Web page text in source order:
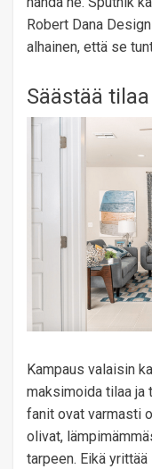
Robert Dana
alhainen, että se
Säästää
Kampaus valaisin
maksimoida tilaa ja
fanit ovat varmasti
olivat,
tarpeen. Eikä